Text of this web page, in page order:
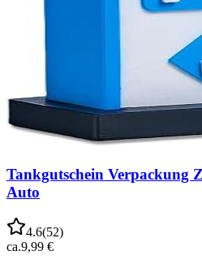
Tankgutschein Verpackung
Auto
4.6(52)
ca.9,99 €